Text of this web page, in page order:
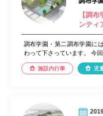
【調
ンティ
調布学園・第二調布学園に
わって下さっています。 今
施設内行事 児